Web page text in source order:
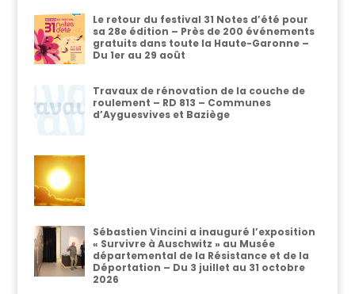
Le retour du festival 31 Notes d’été pour
sa 28e édition – Près de 200 événements
gratuits dans toute la Haute-Garonne –
Du 1er au 29 août
Travaux de rénovation de la couche de
roulement – RD 813 – Communes
d’Ayguesvives et Baziège
Sébastien Vincini a inauguré l’exposition
« Survivre à Auschwitz » au Musée
départemental de la Résistance et de la
Déportation – Du 3 juillet au 31 octobre
2026